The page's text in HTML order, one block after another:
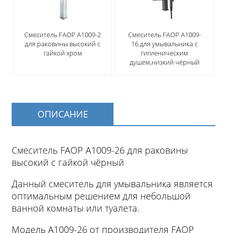
Смеситель FAОP A1009-2
для раковины высокий с
гайкой хром
Смеситель FAОP A1009-
16 для умывальника с
гигиеническим
душем,низкий чёрный
ОПИСАНИЕ
Смеситель FAОP A1009-26 для раковины
высокий с гайкой чёрный
Данный смеситель для умывальника является
оптимальным решением для небольшой
ванной комнаты или туалета.
Модель A1009-26 от производителя FAОP